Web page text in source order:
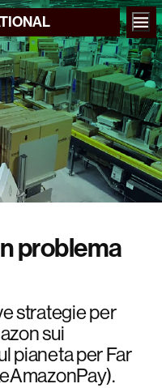
problema
strategie per
sui
pianeta per Far